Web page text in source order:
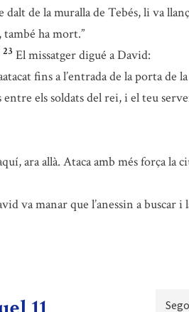
dalt de la muralla de Tebés, li va
també ha mort.”
23 El missatger digué a David:
fins a l’entrada de la porta de
els soldats del rei, i el teu
ara allà. Ataca amb més força la
va manar que l’anessin a buscar i